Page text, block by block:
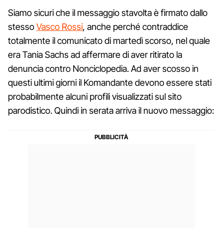
Siamo sicuri che il messaggio stavolta è firmato dallo
stessoVasco Rossi, anche perché contraddice
totalmente il comunicato di martedì scorso, nel quale
era Tania Sachs ad affermare di aver ritirato la
denuncia contro Nonciclopedia. Ad aver scosso in
questi ultimi giorni il Komandante devono essere stati
probabilmente alcuni profili visualizzati sul sito
parodistico. Quindi in serata arriva il nuovo messaggio: